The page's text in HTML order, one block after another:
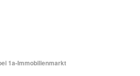
1a-Immobilienmarkt